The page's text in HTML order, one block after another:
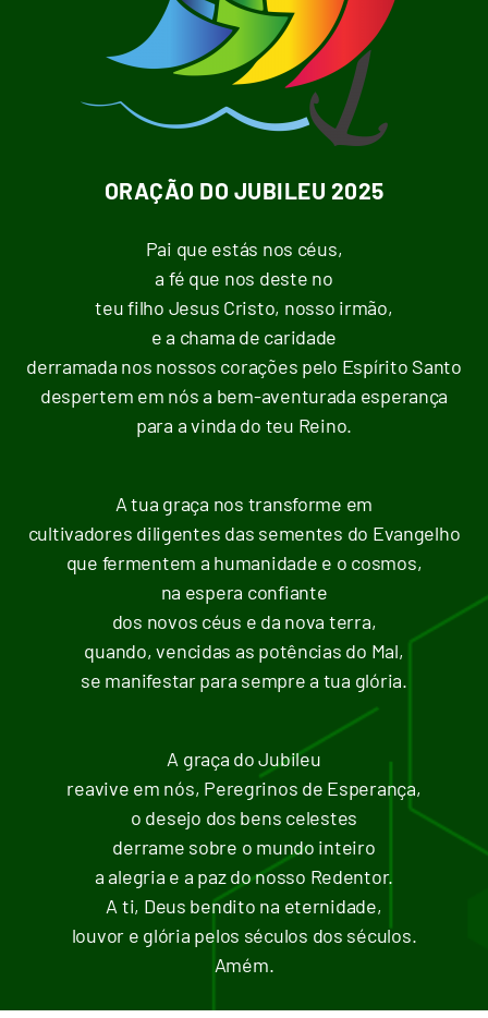
ORAÇÃO DO JUBILEU 2025
Pai que estás nos céus,
a fé que nos deste no
teu filho Jesus Cristo, nosso irmão,
e a chama de caridade
derramada nos nossos corações pelo Espírito Santo
despertem em nós a bem-aventurada esperança
para a vinda do teu Reino.
A tua graça nos transforme em
cultivadores diligentes das sementes do Evangelho
que fermentem a humanidade e o cosmos,
na espera confiante
dos novos céus e da nova terra,
quando, vencidas as potências do Mal,
se manifestar para sempre a tua glória.
A graça do Jubileu
reavive em nós, Peregrinos de Esperança,
o desejo dos bens celestes
derrame sobre o mundo inteiro
a alegria e a paz do nosso Redentor.
A ti, Deus bendito na eternidade,
louvor e glória pelos séculos dos séculos.
Amém.